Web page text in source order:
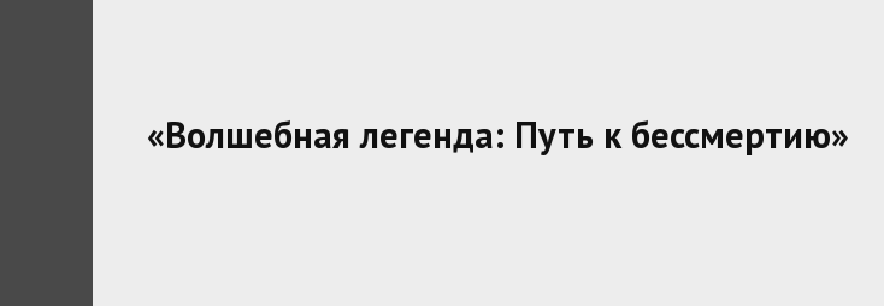
«Волшебная легенда: Путь к бессмертию»